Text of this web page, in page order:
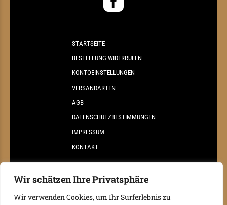
Wir schätzen Ihre Privatsphäre
Wir verwenden Cookies, um Ihr Surferlebnis zu
STARTSEITE
BESTELLUNG WIDERRUFEN
KONTOEINSTELLUNGEN
VERSANDARTEN
AGB
DATENSCHUTZBESTIMMUNGEN
IMPRESSUM
KONTAKT